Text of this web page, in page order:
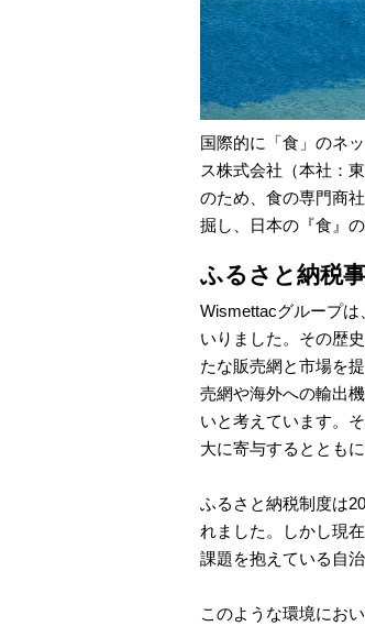
国際的に「食」のネ
ス株式会社（本社：
のため、食の専門商
掘し、日本の『食』
ふるさと納税
Wismettacグループ
いりました。その歴
たな販売網と市場を
売網や海外への輸出
いと考えています。
大に寄与するととも
ふるさと納税制度は
れました。しかし現
課題を抱えている自
このような環境にお